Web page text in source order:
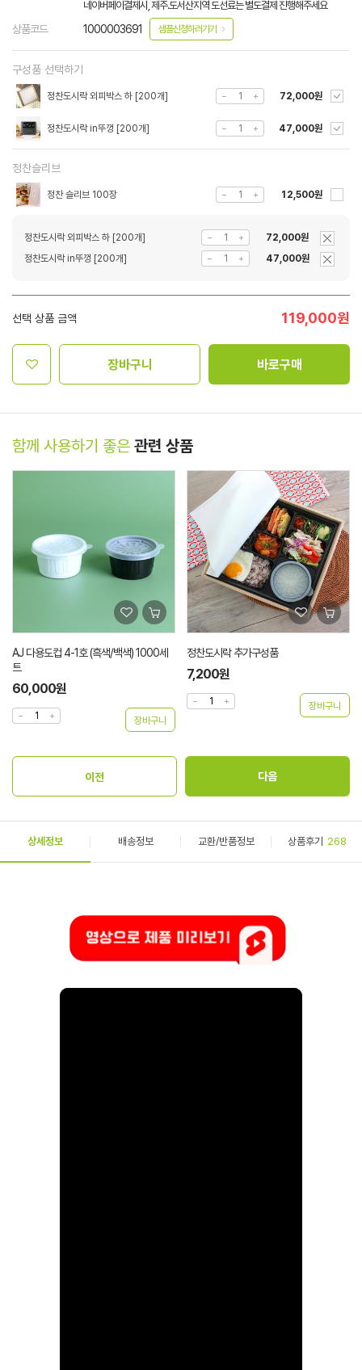
네이버페이결제시, 제주.도서산지역 도선료는 별도결제 진행해주세요
상품코드 1000003691 샘플신청하러가기
구성품 선택하기
정찬도시락 외피박스 하 [200개] 72,000원
정찬도시락 in뚜껑 [200개] 47,000원
정찬슬리브
정찬 슬리브 100장 12,500원
정찬도시락 외피박스 하 [200개]
72,000원
정찬도시락 in뚜껑 [200개]
47,000원
선택 상품 금액 119,000원
장바구니 바로구매
함께 사용하기 좋은 관련 상품
정찬도시락 추가구성품
7,200원
위생수저)어머 100개
2,750원
상세정보 배송정보 교환/반품정보 상품후기 268